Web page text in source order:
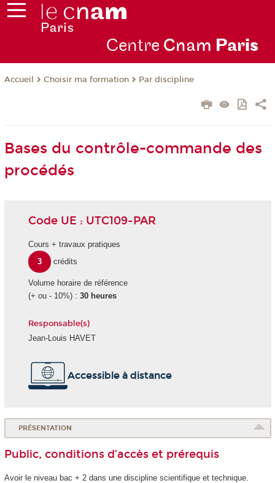
Centre Cnam Paris
Accueil Choisir ma formation Par discipline
Bases du contrôle-commande des
procédés
Code UE : UTC109-PAR
Cours + travaux pratiques
3
crédits
Volume horaire de référence
(+ ou - 10%) : 30 heures
Responsable(s)
Jean-Louis HAVET
Accessible à distance
PRÉSENTATION
Public, conditions d’accès et prérequis
Avoir le niveau bac + 2 dans une discipline scientifique et technique.